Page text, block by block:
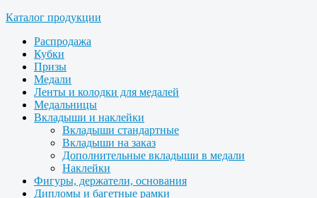
Каталог продукции
Распродажа
Кубки
Призы
Медали
Ленты и колодки для медалей
Медальницы
Вкладыши и наклейки
Вкладыши стандартные
Вкладыши на заказ
Дополнительные вкладыши в медали
Наклейки
Фигуры, держатели, основания
Дипломы и багетные рамки